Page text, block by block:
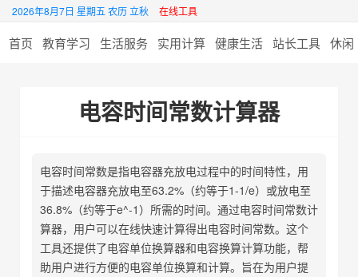
2026年8月7日 星期五 农历 立秋 在线工具
首页 教育学习 生活服务 实用计算 健康生活 站长工具 休闲
电容时间常数计算器
电容时间常数是指电容器充放电过程中的时间特性，用
于描述电容器充放电至63.2%（约等于1-1/e）或放电至
36.8%（约等于e^-1）所需的时间。通过电容时间常数计
算器，用户可以在线快速计算得出电容时间常数。这个
工具还提供了电容单位换算器和电容换算计算功能，帮
助用户进行方便的电容单位换算和计算。旨在为用户提